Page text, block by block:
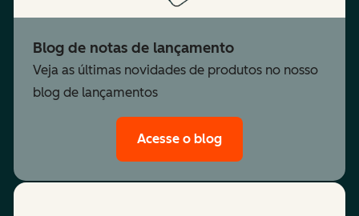
Blog de notas de lançamento
Veja as últimas novidades de produtos no nosso
blog de lançamentos
Acesse o blog